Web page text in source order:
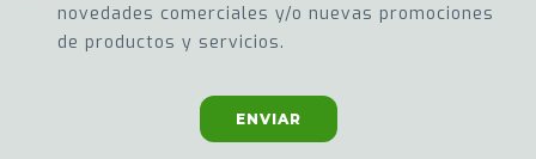
novedades comerciales y/o nuevas promociones
de productos y servicios.
ENVIAR